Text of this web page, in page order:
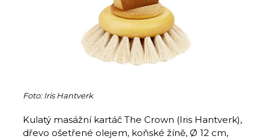
Foto: Iris Hantverk
Kulatý masážní kartáč The Crown (Iris Hantverk),
dřevo ošetřené olejem, koňské žíně, Ø 12 cm,